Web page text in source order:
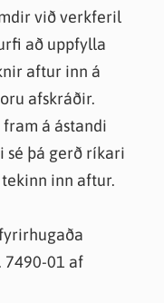
við verkferil
að uppfylla
aftur inn á
afskráðir.
á ástandi
sé þá gerð ríkari
inn aftur.
7490-01 af